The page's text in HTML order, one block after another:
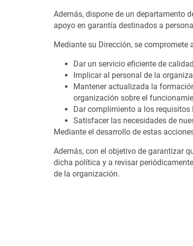
Además, dispone de un departamento
apoyo en garantía destinados a
Mediante su Dirección, se
Dar un servicio eficiente de
Implicar al personal de la
Mantener actualizada la
organización sobre el
Dar complimiento a los
Satisfacer las necesidades de
Mediante el desarrollo de estas
Además, con el objetivo de garantizar
dicha política y a revisar
de la organización.